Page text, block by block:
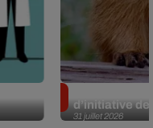
31 juillet 2026
d’initiative